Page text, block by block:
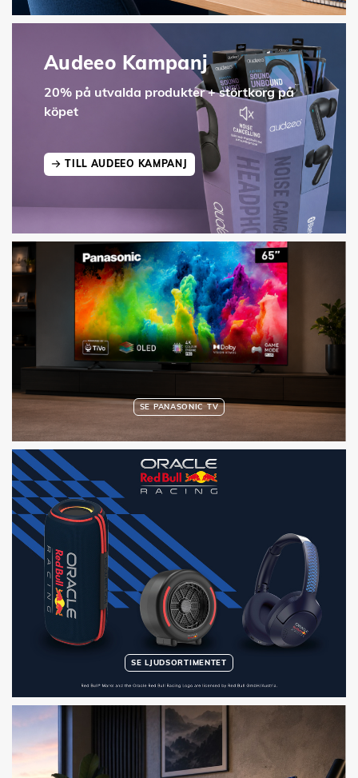
Audeeo Kampanj
20% på utvalda produkter + störtkorg på
köpet
TILL AUDEEO KAMPANJ
SE PANASONIC TV
SE LJUDSORTIMENTET